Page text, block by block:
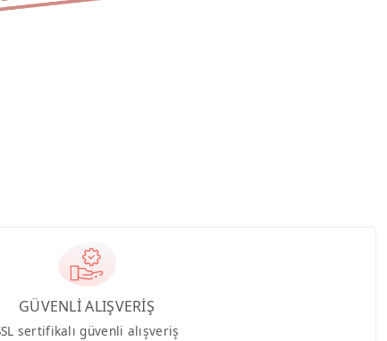
GÜVENLİ ALIŞVERİŞ
sertifikalı güvenli alışveriş